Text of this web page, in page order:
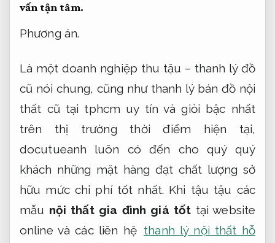
vấn tận tâm.
Phương án.
Là một doanh nghiệp thu tậu – thanh lý đồ
cũ nói chung, cũng như thanh lý bán đồ nội
thất cũ tại tphcm uy tín và giỏi bậc nhất
trên thị trường thời điểm hiện tại,
docutueanh luôn có đến cho quý quý
khách những mặt hàng đạt chất lượng sở
hữu mức chi phí tốt nhất. Khi tậu tậu các
mẫu nội thất gia đình giá tốt tại website
online và các liên hệ thanh lý nội thất hỗ